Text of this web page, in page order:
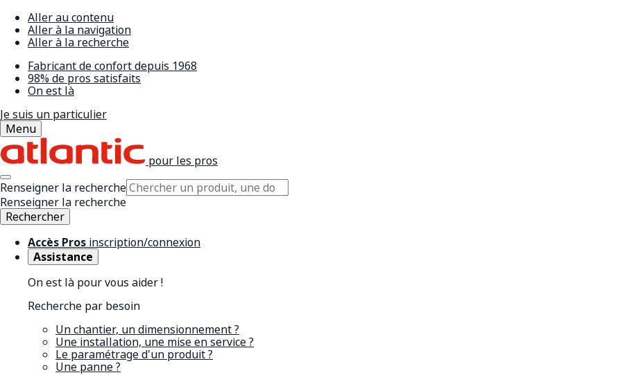
Aller au contenu
Aller à la navigation
Aller à la recherche
Fabricant de confort depuis 1968
98% de pros satisfaits
On est là
Je suis un particulier
Menu
pour les pros
Renseigner la recherche
Renseigner la recherche
Rechercher
Accès Pros inscription/connexion
Assistance
On est là pour vous aider !
Recherche par besoin
Un chantier, un dimensionnement ?
Une installation, une mise en service ?
Le paramétrage d'un produit ?
Une panne ?